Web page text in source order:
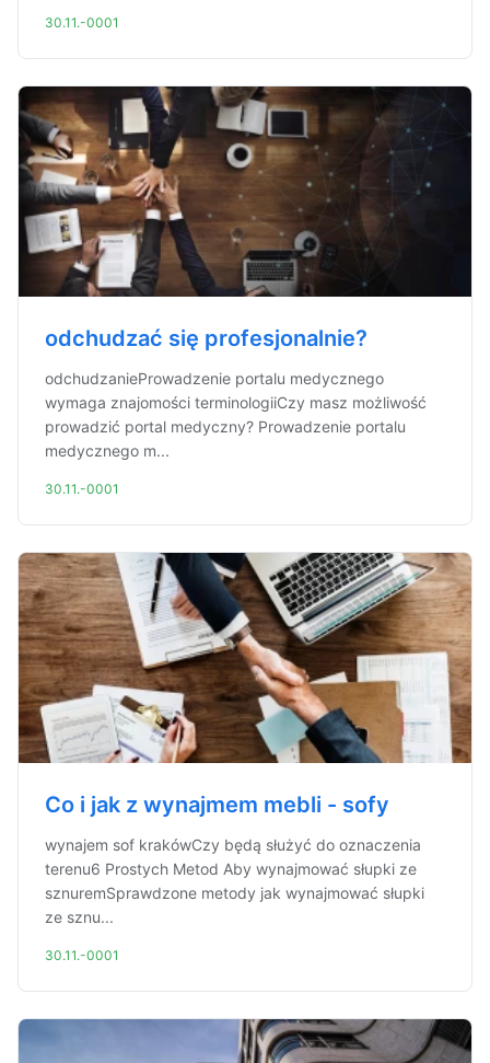
30.11.-0001
odchudzać się profesjonalnie?
odchudzanieProwadzenie portalu medycznego
wymaga znajomości terminologiiCzy masz możliwość
prowadzić portal medyczny? Prowadzenie portalu
medycznego m...
30.11.-0001
Co i jak z wynajmem mebli - sofy
wynajem sof krakówCzy będą służyć do oznaczenia
terenu6 Prostych Metod Aby wynajmować słupki ze
sznuremSprawdzone metody jak wynajmować słupki
ze sznu...
30.11.-0001